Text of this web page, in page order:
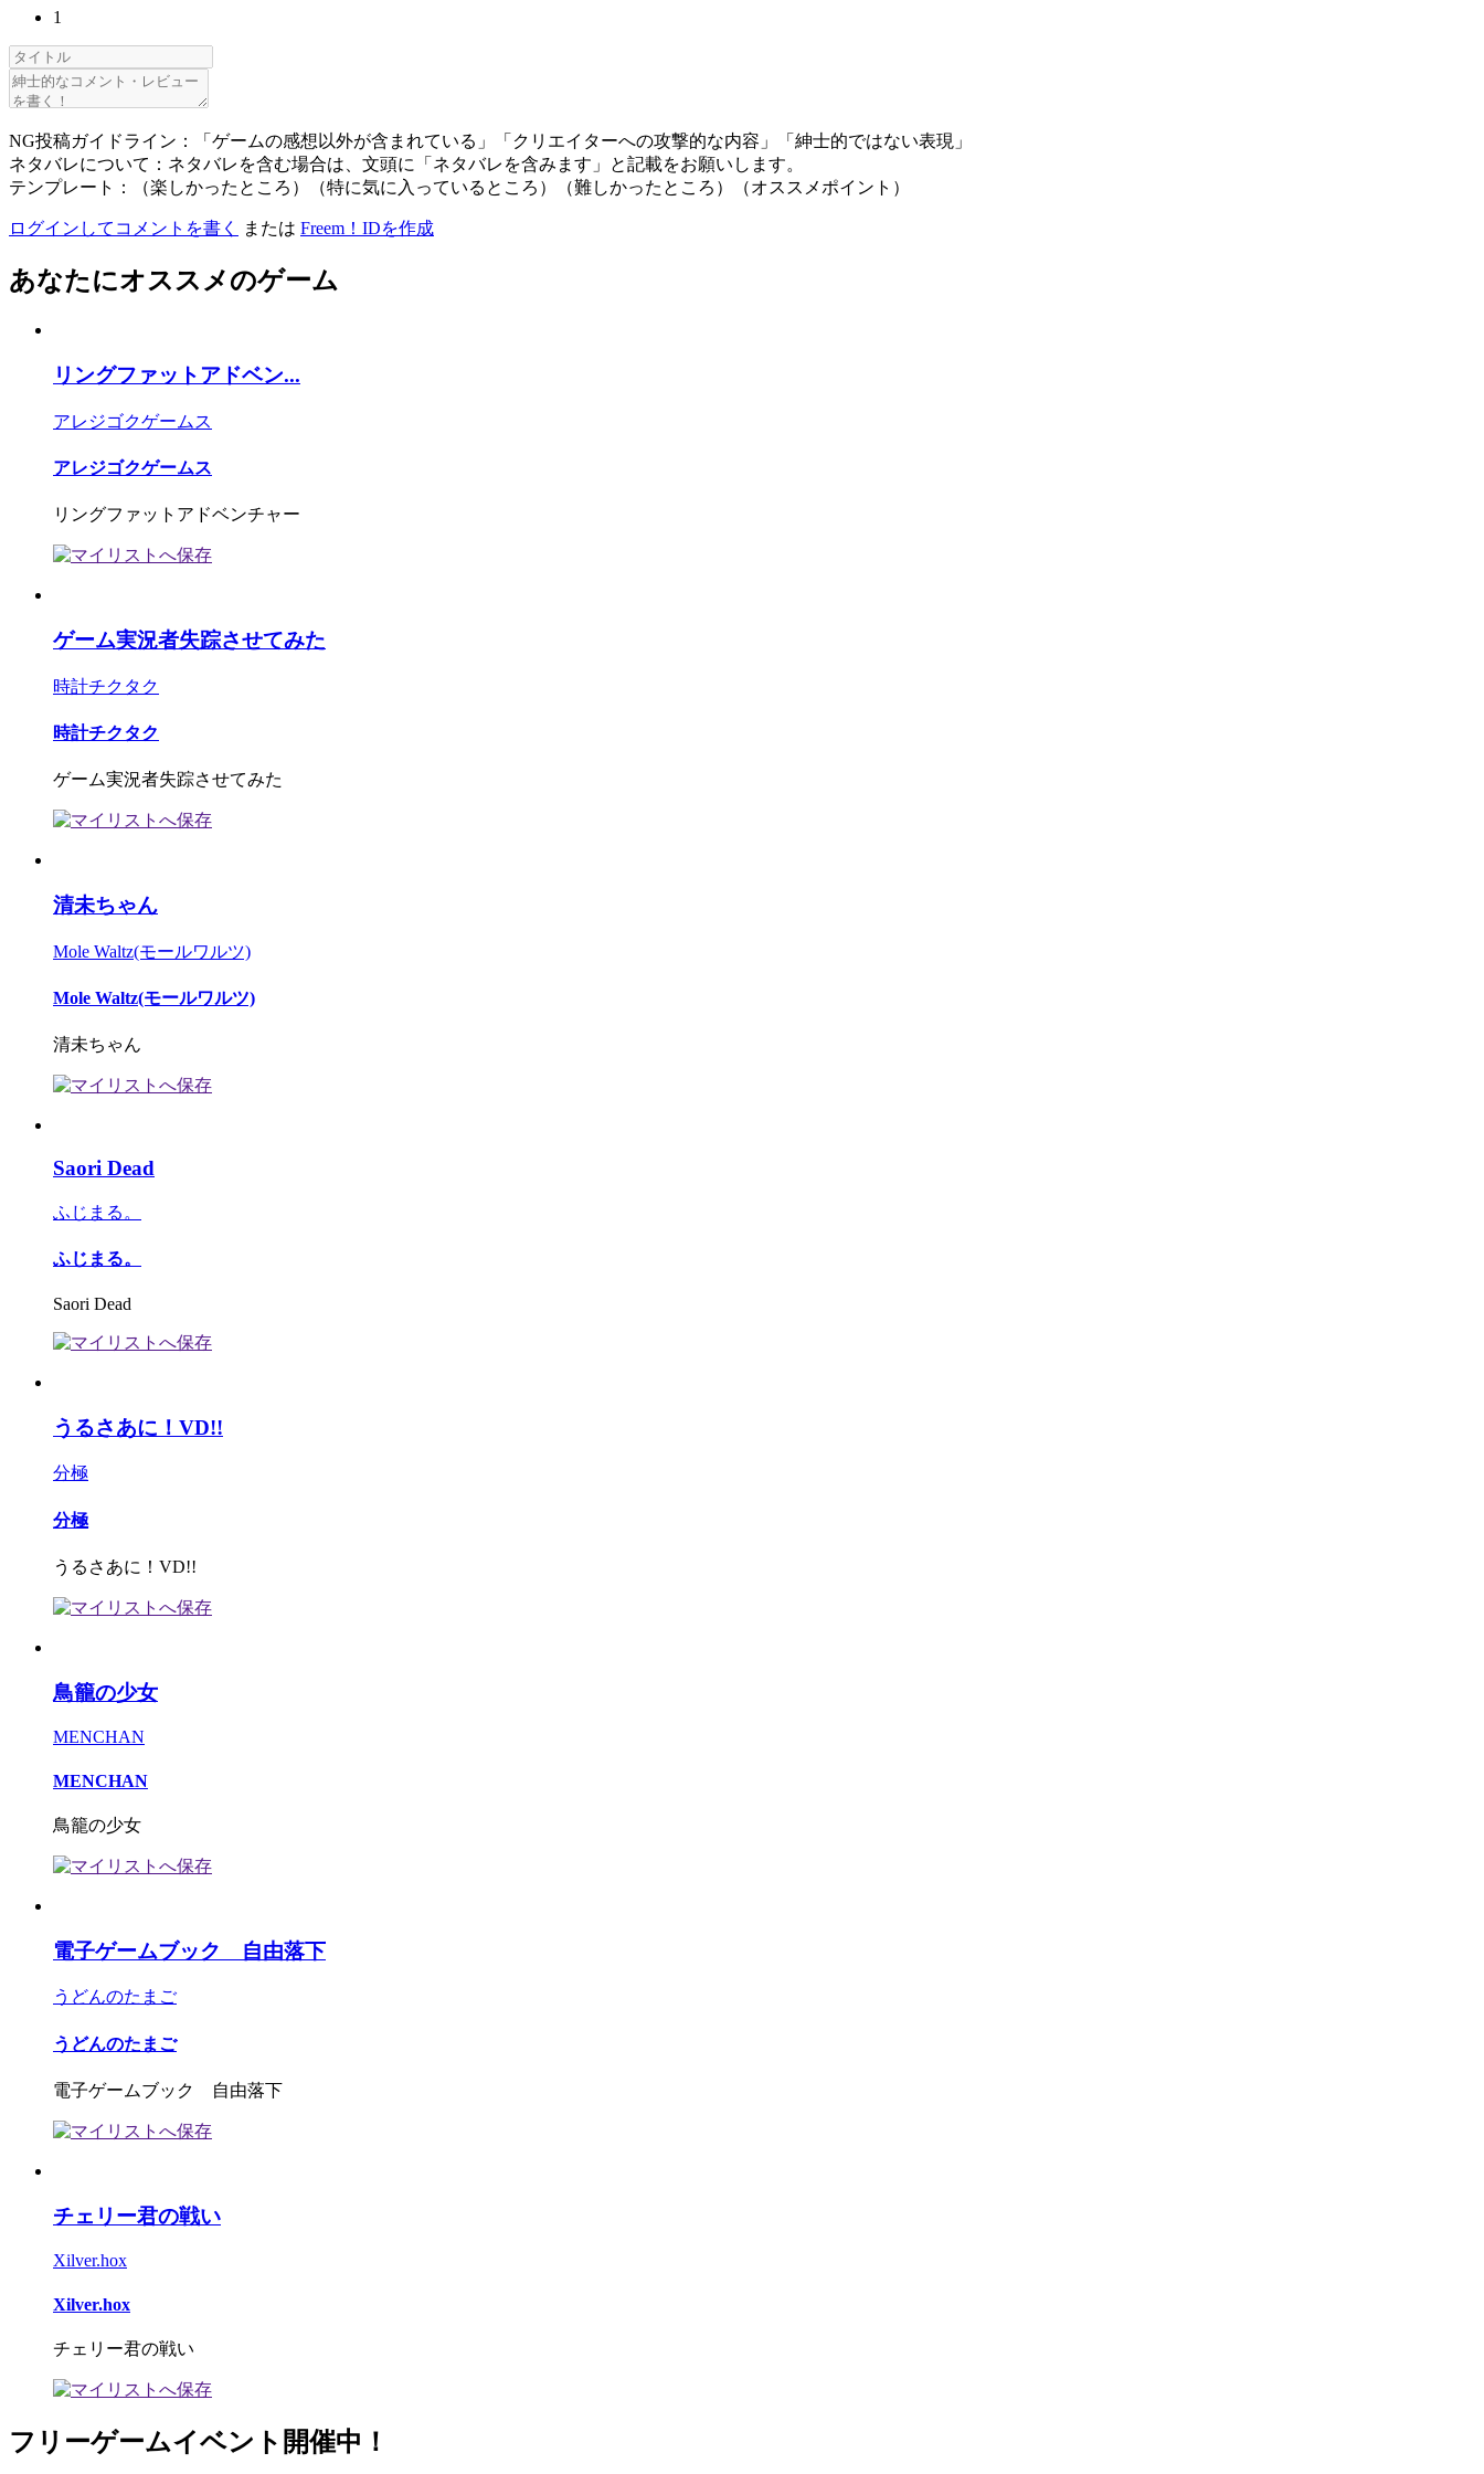
1
NG投稿ガイドライン：「ゲームの感想以外が含まれている」「クリエイターへの攻撃的な内容」「紳士的ではない表現」
ネタバレについて：ネタバレを含む場合は、文頭に「ネタバレを含みます」と記載をお願いします。
テンプレート：（楽しかったところ）（特に気に入っているところ）（難しかったところ）（オススメポイント）
ログインしてコメントを書く または Freem！IDを作成
あなたにオススメのゲーム
リングファットアドベン...
アレジゴクゲームス
アレジゴクゲームス
リングファットアドベンチャー
ゲーム実況者失踪させてみた
時計チクタク
時計チクタク
ゲーム実況者失踪させてみた
清未ちゃん
Mole Waltz(モールワルツ)
Mole Waltz(モールワルツ)
清未ちゃん
Saori Dead
ふじまる。
ふじまる。
Saori Dead
うるさあに！VD!!
分極
分極
うるさあに！VD!!
鳥籠の少女
MENCHAN
MENCHAN
鳥籠の少女
電子ゲームブック 自由落下
うどんのたまご
うどんのたまご
電子ゲームブック 自由落下
チェリー君の戦い
Xilver.hox
Xilver.hox
チェリー君の戦い
フリーゲームイベント開催中！